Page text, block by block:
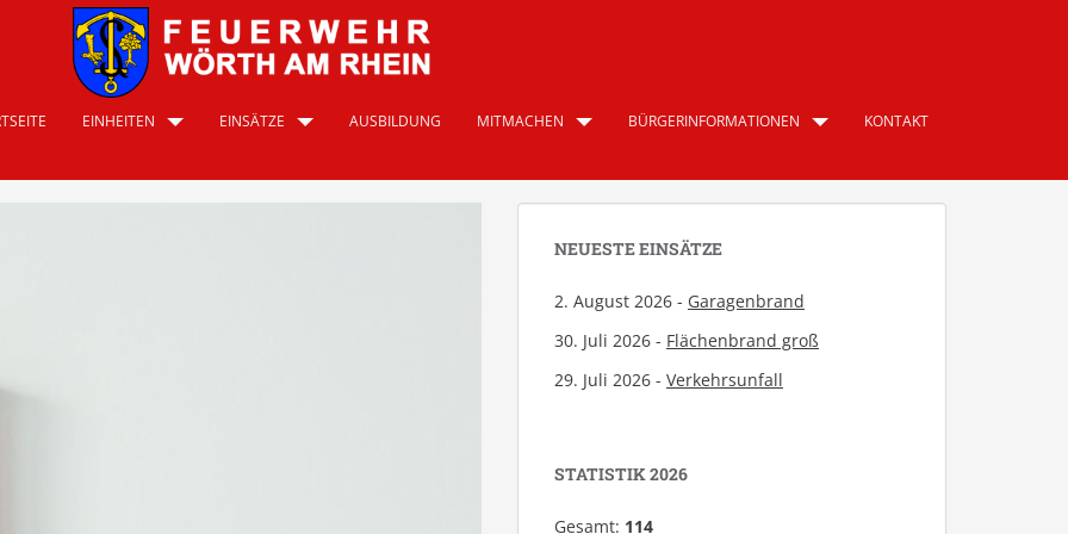
EINHEITEN EINSÄTZE AUSBILDUNG MITMACHEN BÜRGERINFORMATIONEN KONTAKT
NEUESTE EINSÄTZE
2. August 2026 - Garagenbrand
30. Juli 2026 - Flächenbrand groß
29. Juli 2026 - Verkehrsunfall
STATISTIK 2026
Gesamt: 114